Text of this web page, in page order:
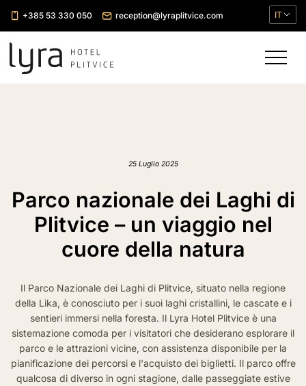
IT
+385 53 330 050 reception@lyraplitvice.com
25 Luglio 2025
Parco nazionale dei Laghi di
Plitvice – un viaggio nel
cuore della natura
Il Parco Nazionale dei Laghi di Plitvice, situato nella regione
della Lika, è conosciuto per i suoi laghi cristallini, le cascate e i
sentieri immersi nella foresta. Il Lyra Hotel Plitvice è una
sistemazione comoda per i visitatori che desiderano esplorare il
parco e le attrazioni vicine, con assistenza disponibile per la
pianificazione dei percorsi e l'acquisto dei biglietti. Il parco offre
qualcosa di diverso in ogni stagione, dalle passeggiate estive